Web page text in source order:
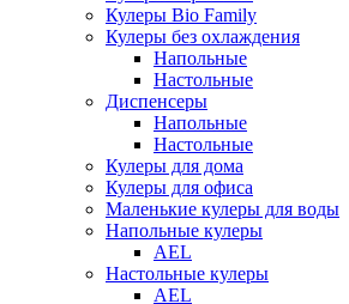
Кулеры Bio Family
Кулеры без охлаждения
Напольные
Настольные
Диспенсеры
Напольные
Настольные
Кулеры для дома
Кулеры для офиса
Маленькие кулеры для воды
Напольные кулеры
AEL
Настольные кулеры
AEL